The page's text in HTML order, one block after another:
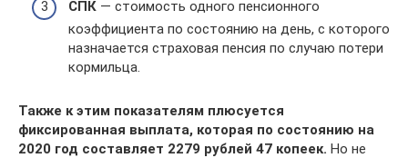
СПК — стоимость одного пенсионного
коэффициента по состоянию на день, с которого
назначается страховая пенсия по случаю потери
кормильца.
Также к этим показателям плюсуется
фиксированная выплата, которая по состоянию на
2020 год составляет 2279 рублей 47 копеек. Но не